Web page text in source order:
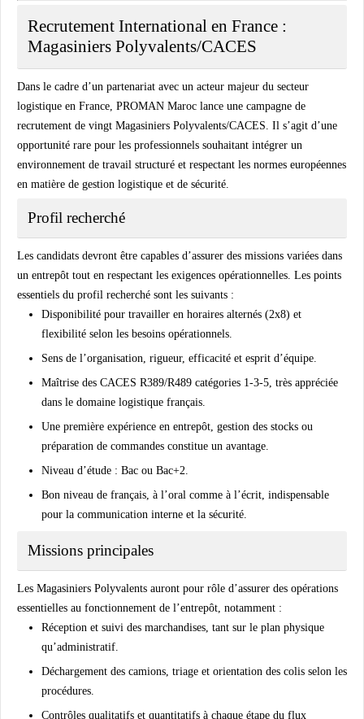
Recrutement International en France :
Magasiniers Polyvalents/CACES
Dans le cadre d’un partenariat avec un acteur majeur du secteur
logistique en France, PROMAN Maroc lance une campagne de
recrutement de vingt Magasiniers Polyvalents/CACES. Il s’agit d’une
opportunité rare pour les professionnels souhaitant intégrer un
environnement de travail structuré et respectant les normes européennes
en matière de gestion logistique et de sécurité.
Profil recherché
Les candidats devront être capables d’assurer des missions variées dans
un entrepôt tout en respectant les exigences opérationnelles. Les points
essentiels du profil recherché sont les suivants :
Disponibilité pour travailler en horaires alternés (2x8) et
flexibilité selon les besoins opérationnels.
Sens de l’organisation, rigueur, efficacité et esprit d’équipe.
Maîtrise des CACES R389/R489 catégories 1-3-5, très appréciée
dans le domaine logistique français.
Une première expérience en entrepôt, gestion des stocks ou
préparation de commandes constitue un avantage.
Niveau d’étude : Bac ou Bac+2.
Bon niveau de français, à l’oral comme à l’écrit, indispensable
pour la communication interne et la sécurité.
Missions principales
Les Magasiniers Polyvalents auront pour rôle d’assurer des opérations
essentielles au fonctionnement de l’entrepôt, notamment :
Réception et suivi des marchandises, tant sur le plan physique
qu’administratif.
Déchargement des camions, triage et orientation des colis selon les
procédures.
Contrôles qualitatifs et quantitatifs à chaque étape du flux